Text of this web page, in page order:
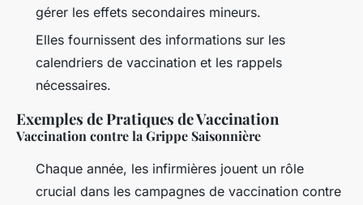
gérer les effets secondaires mineurs.
Elles fournissent des informations sur les
calendriers de vaccination et les rappels
nécessaires.
Exemples de Pratiques de Vaccination
Vaccination contre la Grippe Saisonnière
Chaque année, les infirmières jouent un rôle
crucial dans les campagnes de vaccination contre